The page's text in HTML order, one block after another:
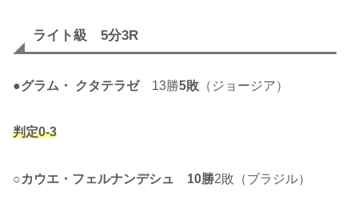
ライト級 5分3R
●グラム・ クタテラゼ13勝5敗 （ジョージア）
判定0-3
○カウエ・フェルナンデシュ 10勝2敗（ブラジル）